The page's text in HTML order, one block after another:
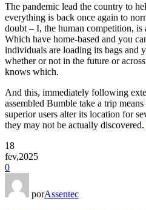
The pandemic lead the country to
everything is back once again to
doubt – I, the human competition, is
Which have home-based and you
individuals are loading its bags and
whether or not in the future or
knows which.
And this, immediately following
assembled Bumble take a trip
superior users alter its location for
they may not be actually discovered.
18
fev,2025
0
porAssentec